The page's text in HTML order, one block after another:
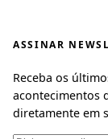
ASSINAR
Receba os
acontecimentos
diretamente em